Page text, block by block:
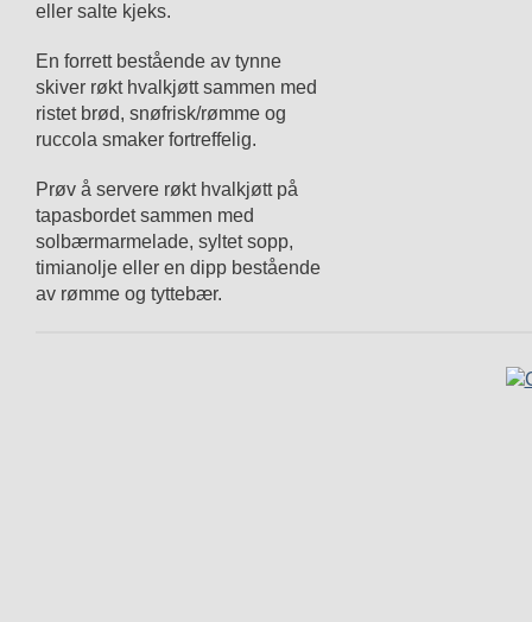
eller salte kjeks.
En forrett bestående av tynne
skiver røkt hvalkjøtt sammen med
ristet brød, snøfrisk/rømme og
ruccola smaker ­for­treffelig.
Prøv å servere røkt hvalkjøtt på
tapasbordet sammen med
solbærmarmelade, syltet sopp,
timianolje eller en dipp ­bestående
av rømme og tyttebær.